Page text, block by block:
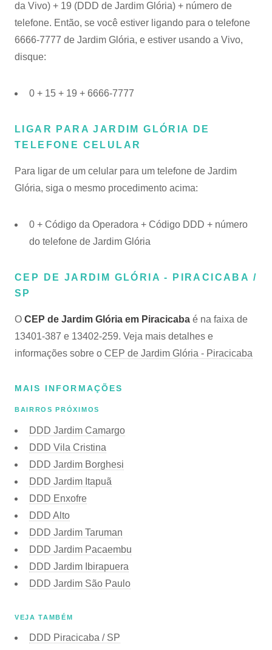
da Vivo) + 19 (DDD de Jardim Glória) + número de
telefone. Então, se você estiver ligando para o telefone
6666-7777 de Jardim Glória, e estiver usando a Vivo,
disque:
0 + 15 + 19 + 6666-7777
LIGAR PARA JARDIM GLÓRIA DE
TELEFONE CELULAR
Para ligar de um celular para um telefone de Jardim
Glória, siga o mesmo procedimento acima:
0 + Código da Operadora + Código DDD + número
do telefone de Jardim Glória
CEP DE JARDIM GLÓRIA - PIRACICABA /
SP
O CEP de Jardim Glória em Piracicaba é na faixa de
13401-387 e 13402-259. Veja mais detalhes e
informações sobre o CEP de Jardim Glória - Piracicaba
MAIS INFORMAÇÕES
BAIRROS PRÓXIMOS
DDD Jardim Camargo
DDD Vila Cristina
DDD Jardim Borghesi
DDD Jardim Itapuã
DDD Enxofre
DDD Alto
DDD Jardim Taruman
DDD Jardim Pacaembu
DDD Jardim Ibirapuera
DDD Jardim São Paulo
VEJA TAMBÉM
DDD Piracicaba / SP